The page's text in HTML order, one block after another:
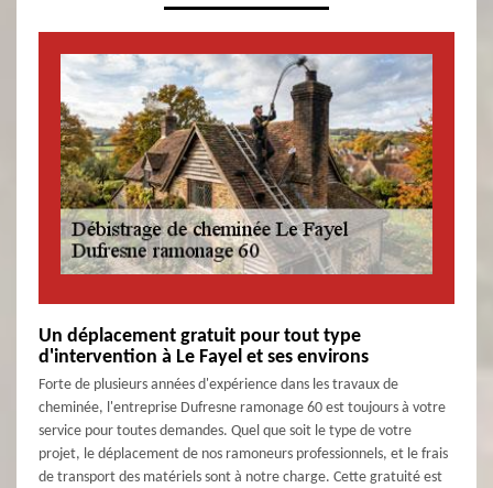
Un déplacement gratuit pour tout type
d'intervention à Le Fayel et ses environs
Forte de plusieurs années d'expérience dans les travaux de
cheminée, l'entreprise Dufresne ramonage 60 est toujours à votre
service pour toutes demandes. Quel que soit le type de votre
projet, le déplacement de nos ramoneurs professionnels, et le frais
de transport des matériels sont à notre charge. Cette gratuité est